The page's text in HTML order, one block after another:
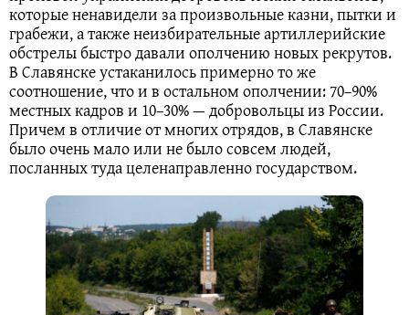
которые ненавидели за произвольные казни, пытки и
грабежи, а также неизбирательные артиллерийские
обстрелы быстро давали ополчению новых рекрутов.
В Славянске устаканилось примерно то же
соотношение, что и в остальном ополчении: 70–90%
местных кадров и 10–30% — добровольцы из России.
Причем в отличие от многих отрядов, в Славянске
было очень мало или не было совсем людей,
посланных туда целенаправленно государством.